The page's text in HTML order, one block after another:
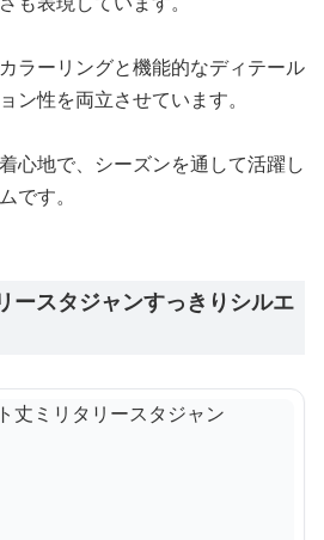
ラーリングと機能的なディテール
ン性を両立させています。
心地で、シーズンを通して活躍し
です。
ースタジャンすっきりシルエ